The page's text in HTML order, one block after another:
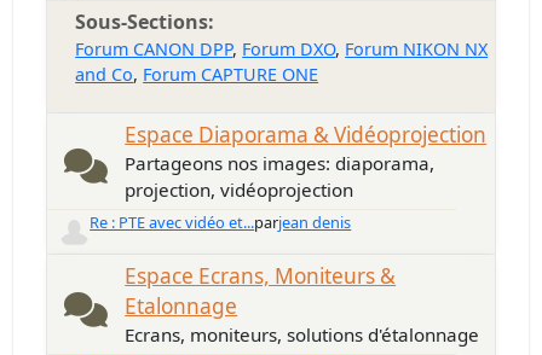
Sous-Sections
Forum CANON DPP Forum DXO Forum NIKON NX
and Co Forum CAPTURE ONE
Espace Diaporama & Vidéoprojection
Partageons nos images: diaporama,
projection, vidéoprojection
Re : PTE avec vidéo et...parjean denis
Espace Ecrans, Moniteurs &
Etalonnage
Ecrans, moniteurs, solutions d'étalonnage